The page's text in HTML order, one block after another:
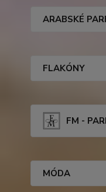
ARABSKÉ
FLAKÓNY
FM -
MÓDA